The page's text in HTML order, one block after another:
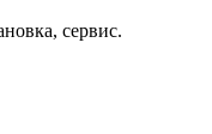
сервис.